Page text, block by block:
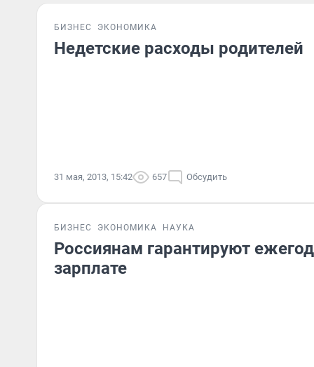
БИЗНЕС ЭКОНОМИКА
Недетские расходы родителей
31 мая, 2013, 15:42 657 Обсудить
БИЗНЕС ЭКОНОМИКА НАУКА
Россиянам гарантируют
зарплате